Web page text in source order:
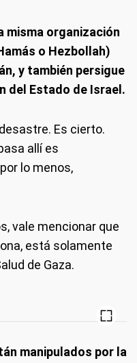
organización
o Hezbollah)
y también persigue
del Estado de Israel.
Es cierto.
allí es
lo menos,
vale mencionar que
está solamente
de Gaza.
manipulados por la